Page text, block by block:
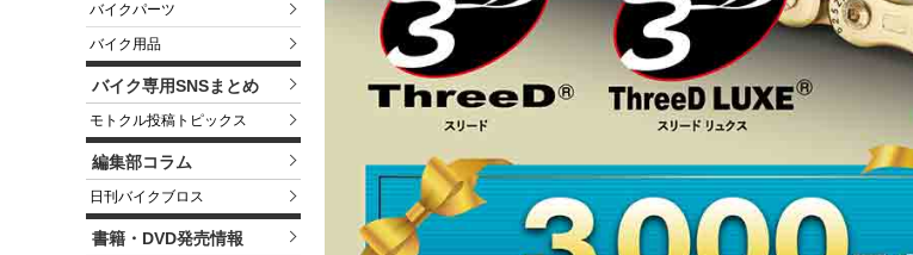
バイクパーツ
バイク用品
バイク専用SNSまとめ
モトクル投稿トピックス
編集部コラム
日刊バイクブロス
書籍・DVD発売情報